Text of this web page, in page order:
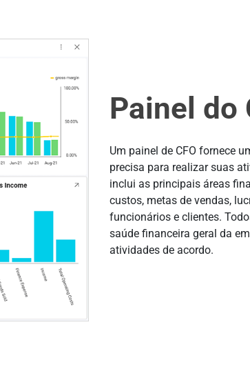
Painel do
Um painel de CFO fornece
precisa para realizar suas
inclui as principais áreas
custos, metas de vendas,
funcionários e clientes.
saúde financeira geral da
atividades de acordo.